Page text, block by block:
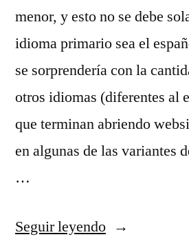
menor, y esto no se debe
idioma primario sea el
se sorprendería con la
otros idiomas (diferentes al
que terminan abriendo
en algunas de las variantes
…
Seguir leyendo«Herencias